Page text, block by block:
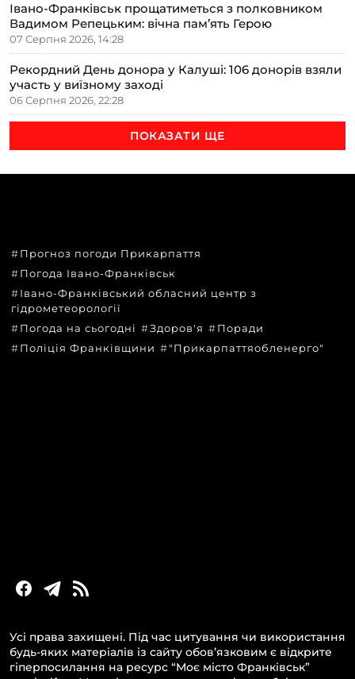
Івано-Франківськ прощатиметься з полковником
Вадимом Репецьким: вічна пам’ять Герою
07 Серпня 2026, 14:28
Рекордний День донора у Калуші: 106 донорів взяли
участь у виїзному заході
06 Серпня 2026, 22:28
ПОКАЗАТИ ЩЕ
Прогноз погоди Прикарпаття
Погода Івано-Франківськ
Івано-Франківський обласний центр з
гідрометеорології
Погода на сьогодні
Здоров'я
Поради
Поліція Франківщини
"Прикарпаттяобленерго"
Усі права захищені. Під час цитування чи використання
будь-яких матеріалів із сайту обов’язковим є відкрите
гіперпосилання на ресурс “Моє місто Франківськ”